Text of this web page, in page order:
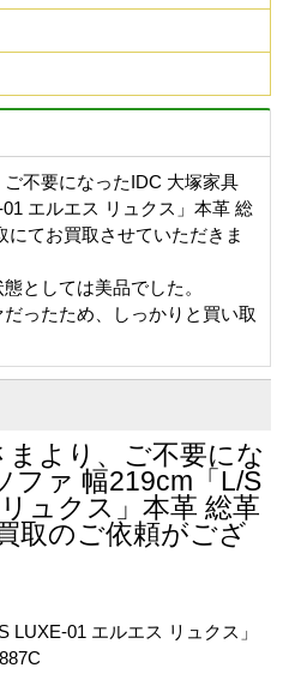
不要になったIDC 大塚家具
エルエス リュクス」本革 総
てお買取させていただきま
としては美品でした。
ったため、しっかりと買い取
まより、ご不要にな
ファ 幅219cm「L/S
ュクス」本革 総革
取のご依頼がござ
LUXE-01 エルエス リュクス」